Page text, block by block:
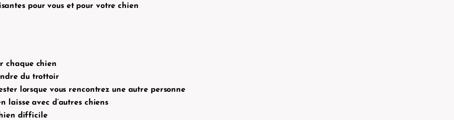
pour vous et pour votre chien
chaque chien
du trottoir
lorsque vous rencontrez une autre personne
avec d’autres chiens
difficile